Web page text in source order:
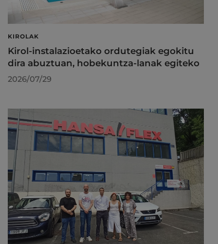
KIROLAK
Kirol-instalazioetako ordutegiak egokitu
dira abuztuan, hobekuntza-lanak egiteko
2026/07/29